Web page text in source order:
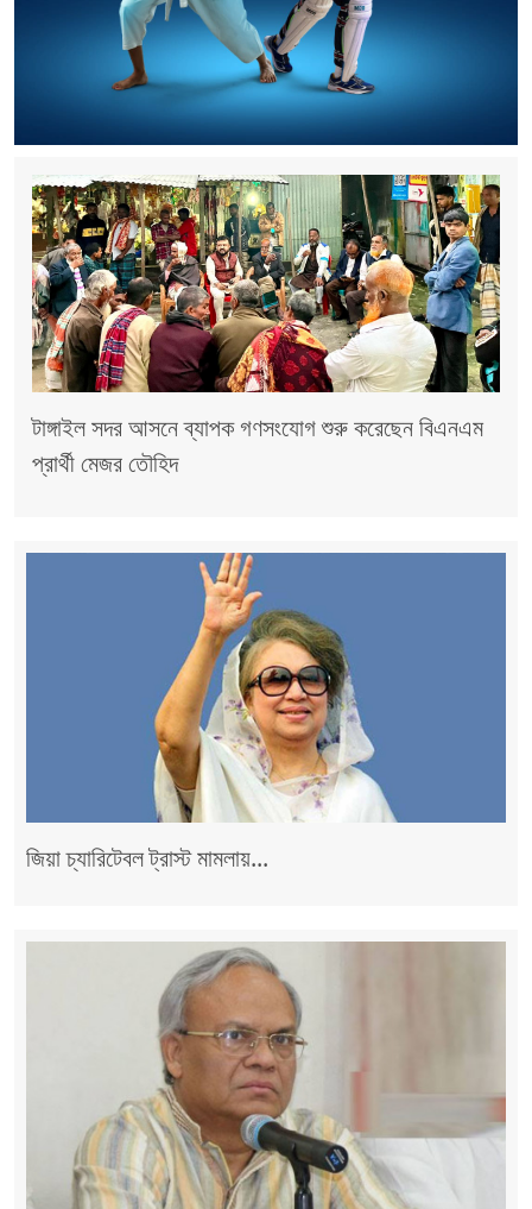
টাঙ্গাইল সদর আসনে ব্যাপক গণসংযোগ শুরু করেছেন বিএনএম
প্রার্থী মেজর তৌহিদ
জিয়া চ্যারিটেবল ট্রাস্ট মামলায়...